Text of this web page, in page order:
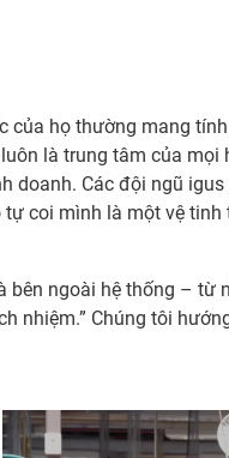
họ thường mang
là trung tâm của
Các đội ngũ
coi mình là một vệ
ngoài hệ thống – từ
nhiệm.” Chúng tôi